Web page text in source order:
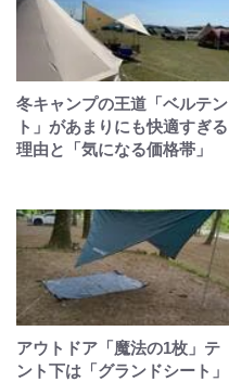
冬キャンプの王道「ベルテン
ト」があまりにも快適すぎる
理由と「気になる価格帯」
アウトドア「魔法の1枚」テ
ント下は「グランドシート」